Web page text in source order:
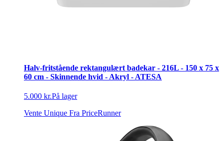
Halv-fritstående rektangulært badekar - 216L - 150 x 75 x
60 cm - Skinnende hvid - Akryl - ATESA
5.000 kr.På lager
Vente Unique Fra PriceRunner